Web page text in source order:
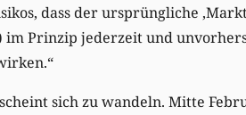
dass der ursprüngliche
im Prinzip jederzeit und
sich zu wandeln. Mitte